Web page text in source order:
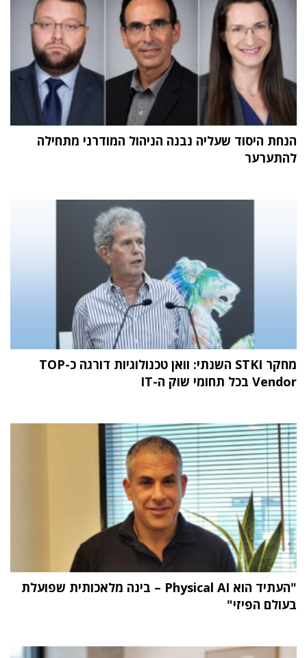
הנחת היסוד שעליה נבנה הניהול המודרני מתחילה
להתערער
מחקר STKI השנתי: וואן טכנולוגיות דורגה כ-TOP
Vendor בכל תחומי שוק ה-IT
"העתיד הוא Physical AI – בינה מלאכותית שפועלת
בעולם הפיזי"